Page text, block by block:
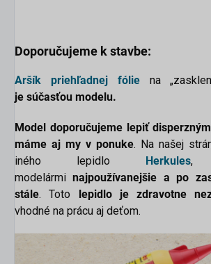
Doporučujeme k stavbe:
Aršík priehľadnej fóliena
je súčasťou modelu.
Model doporučujeme lepiť
máme aj my v ponuke. Na našej
iného lepidlo Herkules,
modelárminajpoužívanejšie a po
stále. Toto lepidlo je zdravotne
vhodné na prácu aj deťom.